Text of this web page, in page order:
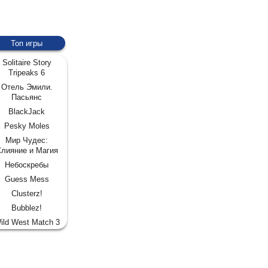
Топ игры
Solitaire Story
Tripeaks 6
Отель Эмили.
Пасьянс
BlackJack
Pesky Moles
Мир Чудес:
и Магия
Небоскребы
Guess Mess
Clusterz!
Bubblez!
West Match 3